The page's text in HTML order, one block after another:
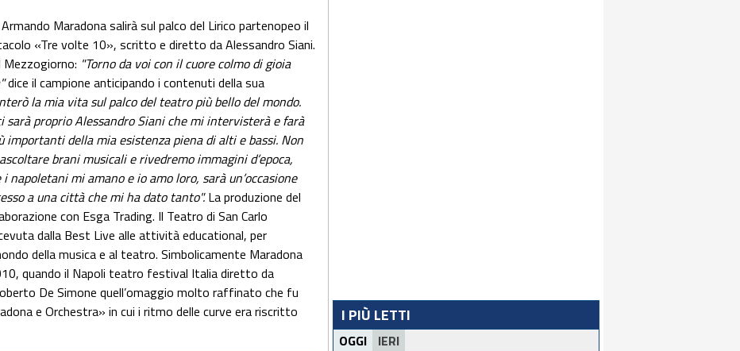
Maradona salirà sul palco del Lirico partenopeo il
«Tre volte 10», scritto e diretto da Alessandro Siani.
Mezzogiorno: "Torno da voi con il cuore colmo di gioia
dice il campione anticipando i contenuti della sua
la mia vita sul palco del teatro più bello del mondo.
sarà proprio Alessandro Siani che mi intervisterà e farà
importanti della mia esistenza piena di alti e bassi. Non
brani musicali e rivedremo immagini d’epoca,
napoletani mi amano e io amo loro, sarà un’occasione
a una città che mi ha dato tanto".La produzione del
con Esga Trading. Il Teatro di San Carlo
dalla Best Live alle attività educational, per
della musica e al teatro. Simbolicamente Maradona
quando il Napoli teatro festival Italia diretto da
De Simone quell’omaggio molto raffinato che fu
e Orchestra» in cui i ritmo delle curve era riscritto
I PIÙ LETTI
OGGI IERI